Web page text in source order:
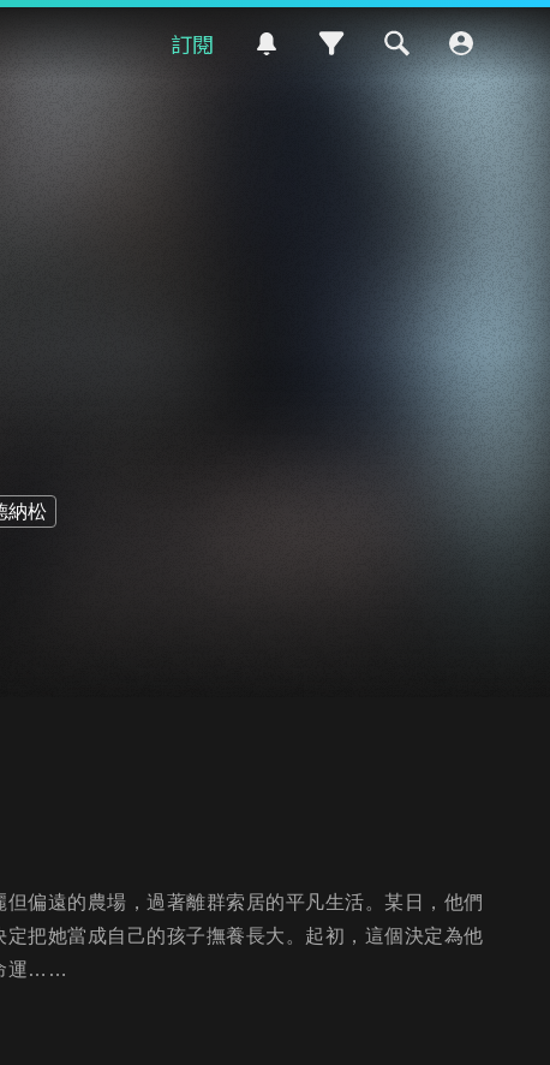
訂閱
納松
偏遠的農場，過著離群索居的平凡生活。某日，他們
把她當成自己的孩子撫養長大。起初，這個決定為他
運……